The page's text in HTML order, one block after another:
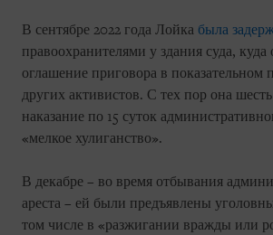
В сентябре 2022 года Лойка была
правоохранителями у здания суда,
оглашение приговора в показательном
других активистов. С тех пор она
наказание по 15 суток
«мелкое хулиганство».
В декабре – во время отбывания
ареста – ей были предъявлены
том числе в «разжигании вражды или